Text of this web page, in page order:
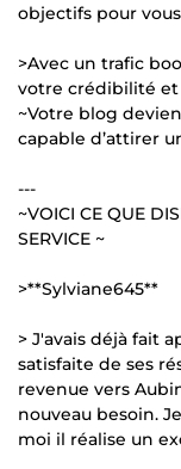
objectifs pour
>Avec un trafic
votre crédibilité
~Votre blog
capable d’attirer
---
~VOICI CE QUE
SERVICE ~
>**Sylviane645**
> J'avais déjà fait
satisfaite de ses
revenue vers
nouveau besoin.
moi il réalise un